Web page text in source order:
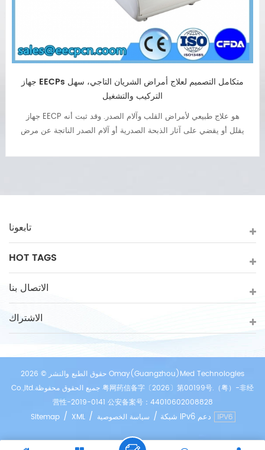
جهاز ECP لعلاج قصور القلب
ECP هو الاسم المختصر لـ "النبض المضاد الخارجي". علاج ECP هو علاج
غير جراحي لقصور القلب والذبحة الصدرية وآلام الصدر وارتفاع ضغط
وإعادة التأهيل والمستشفيات والعلاج الطبيعي وما إلى ذلك.
تابعونا
HOT TAGS
الاتصال بنا
الاشتراك
حقوق الطبع والنشر © 2026 Omay(Guangzhou)Med Technologies
Co.,ltd.جميع الحقوق محفوظة 粤网药信备字〔2026〕第00199号.（粤）-非经
营性-2019-0141 公安备案号：44010602008828
Sitemap / XML / سياسة الخصوصية / شبكة IPv6 دعم